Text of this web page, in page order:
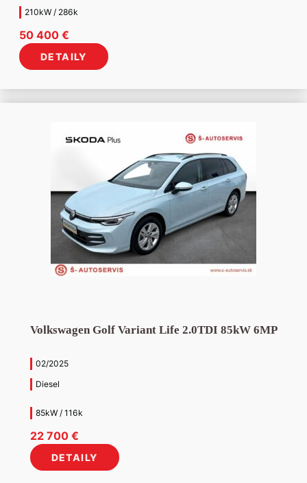
210kW / 286k
50 400 €
DETAILY
Volkswagen Golf Variant Life 2.0TDI 85kW 6MP
02/2025
Diesel
85kW / 116k
22 700 €
DETAILY